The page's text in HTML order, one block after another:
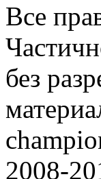
Все
без
2008-